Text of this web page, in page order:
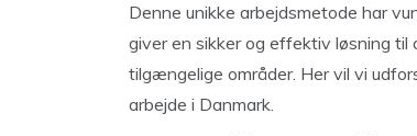
Denne unikke arbejdsmetode har
giver en sikker og effektiv løsning
tilgængelige områder. Her vil vi
arbejde i Danmark.